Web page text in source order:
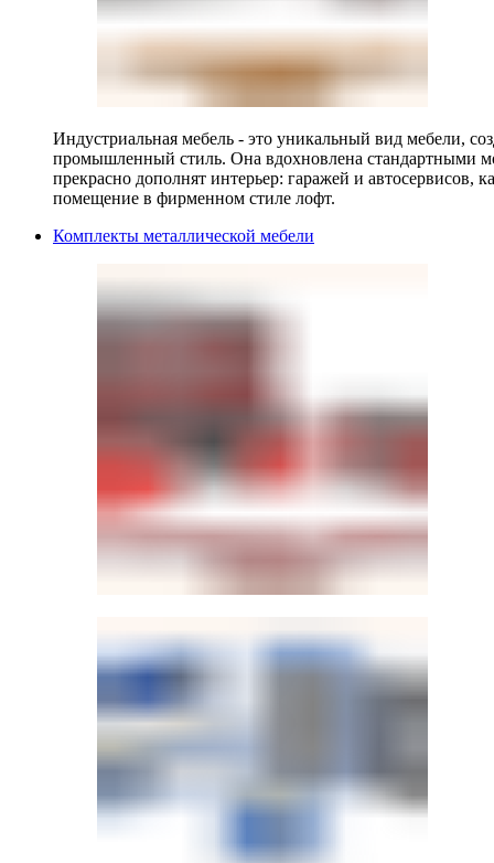
Индустриальная мебель - это уникальный вид мебели,
промышленный стиль. Она вдохновлена стандартными
прекрасно дополнят интерьер: гаражей и автосервисов,
помещение в фирменном стиле лофт.
Комплекты металлической мебели